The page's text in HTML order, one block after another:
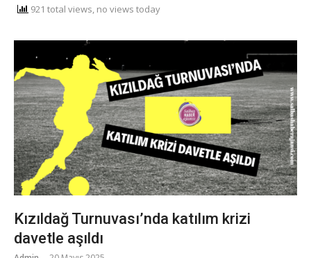
921 total views, no views today
Kızıldağ Turnuvası’nda katılım krizi
davetle aşıldı